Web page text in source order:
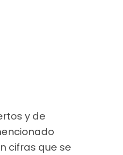
y de
cifras que se